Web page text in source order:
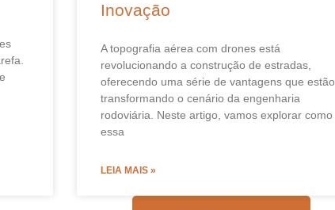
Inovação
A topografia aérea com drones está
revolucionando a construção de estradas,
oferecendo uma série de vantagens que estão
transformando o cenário da engenharia
rodoviária. Neste artigo, vamos explorar como
essa
LEIA MAIS »